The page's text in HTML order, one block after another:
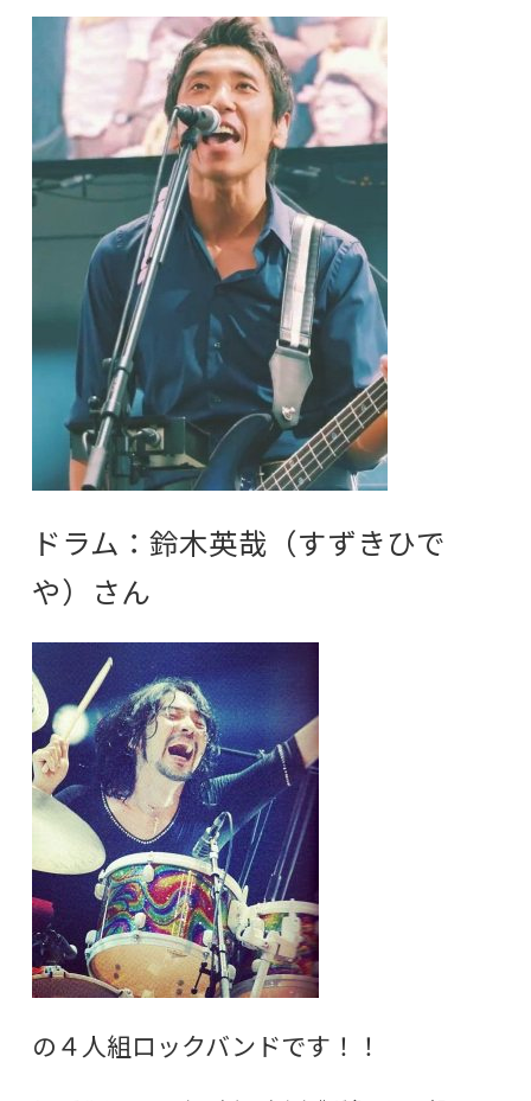
ドラム：鈴木英哉（すずきひで
や）さん
の４人組ロックバンドです！！